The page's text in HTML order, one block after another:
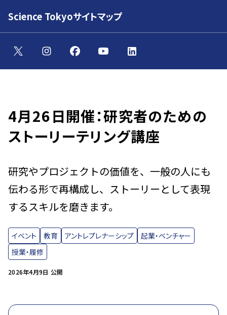
Science Tokyoサイトマップ
4月26日開催：研究者のための
ストーリーテリング講座
2026年4月9日 公開
研究やプロジェクトの価値を、一般の人にも
伝わる形で再構成し、ストーリーとして表現
するスキルを磨きます。
イベント 教育 アントレプレナーシップ
起業・ベンチャー
授業・履修